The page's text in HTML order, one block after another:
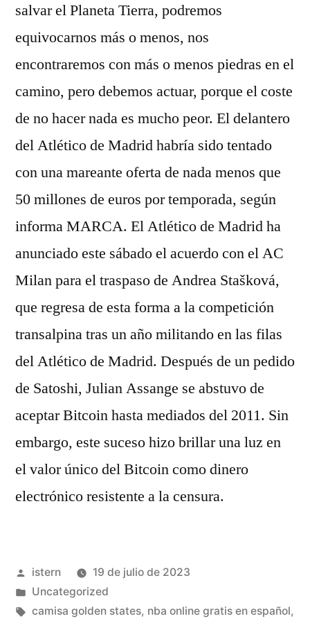
salvar el Planeta Tierra, podremos
equivocarnos más o menos, nos
encontraremos con más o menos piedras en el
camino, pero debemos actuar, porque el coste
de no hacer nada es mucho peor. El delantero
del Atlético de Madrid habría sido tentado
con una mareante oferta de nada menos que
50 millones de euros por temporada, según
informa MARCA. El Atlético de Madrid ha
anunciado este sábado el acuerdo con el AC
Milan para el traspaso de Andrea Stašková,
que regresa de esta forma a la competición
transalpina tras un año militando en las filas
del Atlético de Madrid. Después de un pedido
de Satoshi, Julian Assange se abstuvo de
aceptar Bitcoin hasta mediados del 2011. Sin
embargo, este suceso hizo brillar una luz en
el valor único del Bitcoin como dinero
electrónico resistente a la censura.
Publicado
por
istern
19 de julio de 2023
Publicado
en
Uncategorized
Etiquetas:
camisa golden states, nba online gratis en español,